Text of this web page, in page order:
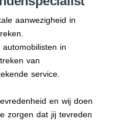
aanwezigheid in
in
van
service.
en wij doen
zorgen dat jij tevreden